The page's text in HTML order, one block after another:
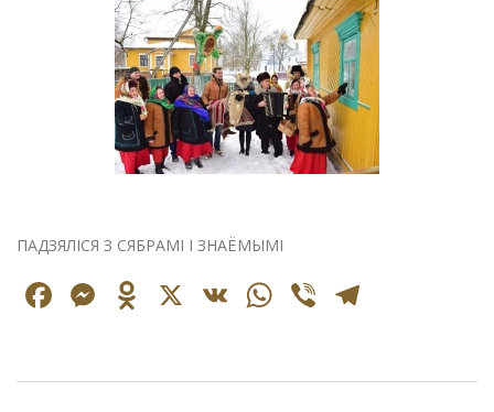
ПАДЗЯЛІСЯ З СЯБРАМІ І ЗНАЁМЫМІ
Facebook
Messenger
Odnoklassniki
X VK WhatsApp
Viber